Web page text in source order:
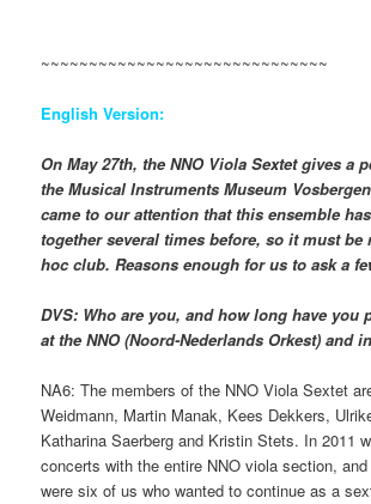
~~~~~~~~~~~~~~~~~~~~~~~~~~~~~~
English Version:
On May 27th, the NNO Viola Sextet gives a
the Musical Instruments Museum
came to our attention that this ensemble
together several times before, so it must be
hoc club. Reasons enough for us to ask a
DVS: Who are you, and how long have you
at the NNO (Noord-Nederlands Orkest) and
NA6: The members of the NNO Viola Sextet
Weidmann, Martin Manak, Kees Dekkers,
Katharina Saerberg and Kristin Stets. In 2011
concerts with the entire NNO viola section,
were six of us who wanted to continue as a